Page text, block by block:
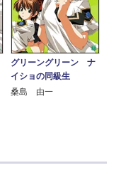
グリーングリーン ナ
イショの同級生
桑島 由一